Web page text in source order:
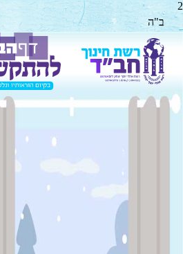
2
ב"ה